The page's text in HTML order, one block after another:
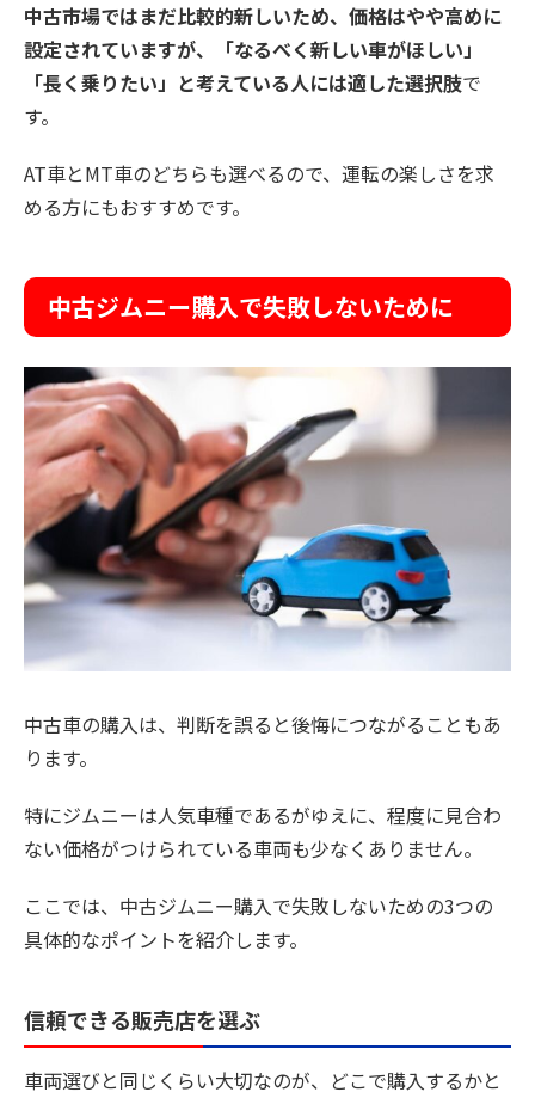
中古市場ではまだ比較的新しいため、価格はやや高めに
設定されていますが、「なるべく新しい車がほしい」
「長く乗りたい」と考えている人には適した選択肢で
す。
AT車とMT車のどちらも選べるので、運転の楽しさを求
める方にもおすすめです。
中古ジムニー購入で失敗しないために
中古車の購入は、判断を誤ると後悔につながることもあ
ります。
特にジムニーは人気車種であるがゆえに、程度に見合わ
ない価格がつけられている車両も少なくありません。
ここでは、中古ジムニー購入で失敗しないための3つの
具体的なポイントを紹介します。
信頼できる販売店を選ぶ
車両選びと同じくらい大切なのが、どこで購入するかと